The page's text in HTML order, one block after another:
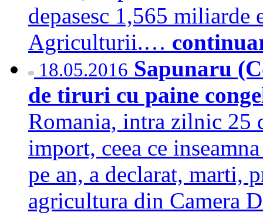
depasesc 1,565
Agriculturii.…
18.05.2016 Sapunaru
de tiruri cu paine
Romania, intra zilnic 25
import, ceea ce
pe an, a declarat, marti,
agricultura din Camera